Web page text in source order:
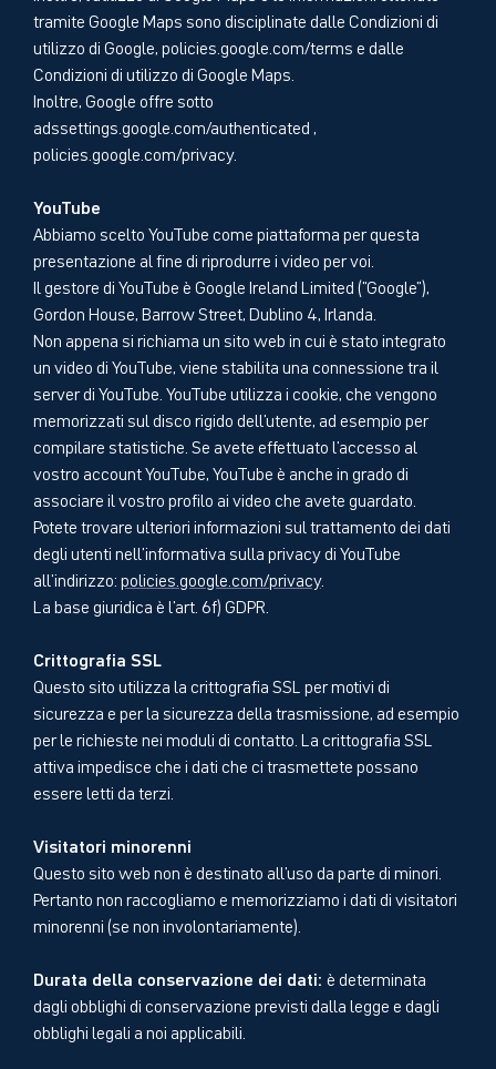
tramite Google Maps sono disciplinate dalle Condizioni di
utilizzo di Google, policies.google.com/terms e dalle
Condizioni di utilizzo di Google Maps.
Inoltre, Google offre sotto
adssettings.google.com/authenticated ,
policies.google.com/privacy.
YouTube
Abbiamo scelto YouTube come piattaforma per questa
presentazione al fine di riprodurre i video per voi.
Il gestore di YouTube è Google Ireland Limited ("Google"),
Gordon House, Barrow Street, Dublino 4, Irlanda.
Non appena si richiama un sito web in cui è stato integrato
un video di YouTube, viene stabilita una connessione tra il
server di YouTube. YouTube utilizza i cookie, che vengono
memorizzati sul disco rigido dell'utente, ad esempio per
compilare statistiche. Se avete effettuato l'accesso al
vostro account YouTube, YouTube è anche in grado di
associare il vostro profilo ai video che avete guardato.
Potete trovare ulteriori informazioni sul trattamento dei dati
degli utenti nell'informativa sulla privacy di YouTube
all'indirizzo:policies.google.com/privacy.
La base giuridica è l'art. 6f) GDPR.
Crittografia SSL
Questo sito utilizza la crittografia SSL per motivi di
sicurezza e per la sicurezza della trasmissione, ad esempio
per le richieste nei moduli di contatto. La crittografia SSL
attiva impedisce che i dati che ci trasmettete possano
essere letti da terzi.
Visitatori minorenni
Questo sito web non è destinato all'uso da parte di minori.
Pertanto non raccogliamo e memorizziamo i dati di visitatori
minorenni (se non involontariamente).
Durata della conservazione dei dati: è determinata
dagli obblighi di conservazione previsti dalla legge e dagli
obblighi legali a noi applicabili.